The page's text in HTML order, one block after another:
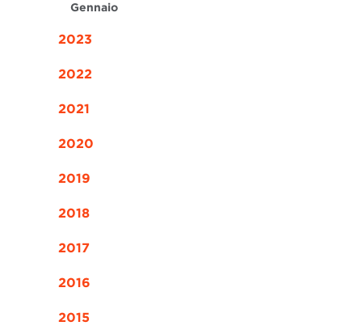
Gennaio
2023
2022
2021
2020
2019
2018
2017
2016
2015